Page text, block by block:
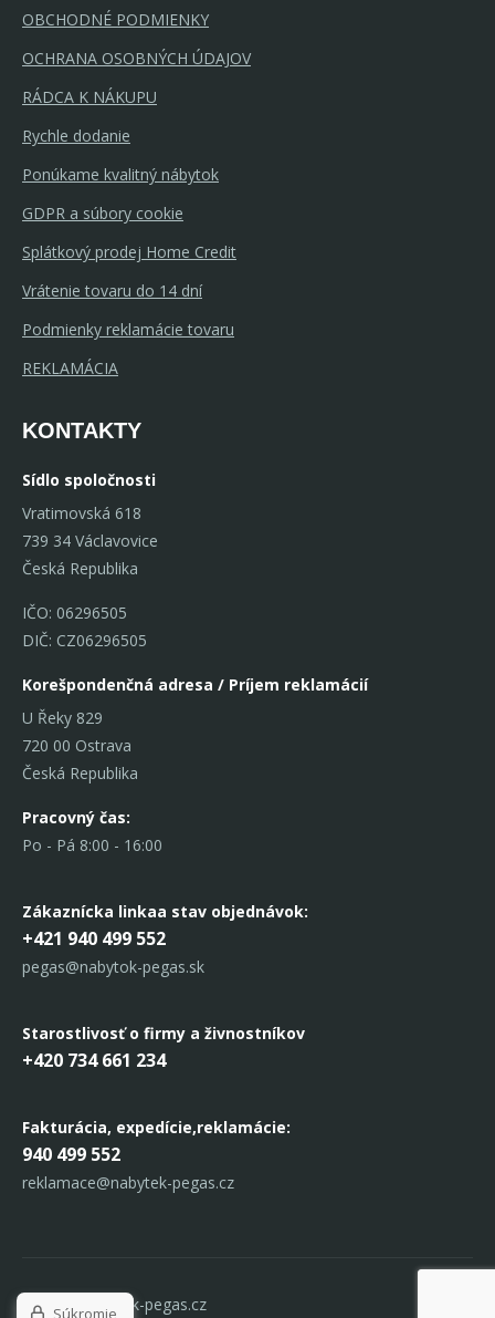
OBCHODNÉ PODMIENKY
OCHRANA OSOBNÝCH ÚDAJOV
RÁDCA K NÁKUPU
Rychle dodanie
Ponúkame kvalitný nábytok
GDPR a súbory cookie
Splátkový prodej Home Credit
Vrátenie tovaru do 14 dní
Podmienky reklamácie tovaru
REKLAMÁCIA
KONTAKTY
Sídlo spoločnosti
Vratimovská 618
739 34 Václavovice
Česká Republika
IČO: 06296505
DIČ: CZ06296505
Korešpondenčná adresa / Príjem reklamácií
U Řeky 829
720 00 Ostrava
Česká Republika
Pracovný čas:
Po - Pá 8:00 - 16:00
Zákaznícka linkaa stav objednávok:
+421 940 499 552
pegas@nabytok-pegas.sk
Starostlivosť o firmy a živnostníkov
+420 734 661 234
Fakturácia, expedície,reklamácie:
940 499 552
reklamace@nabytek-pegas.cz
© 2017 Nabytek-pegas.cz
Súkromie